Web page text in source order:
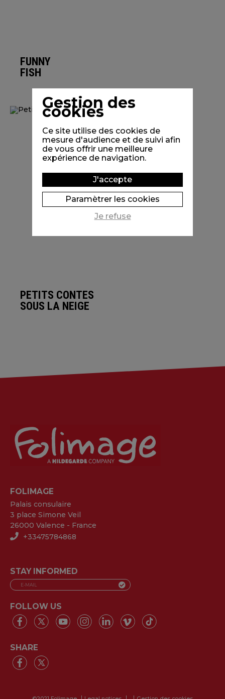
FUNNY
FISH
PETITS CONTES
SOUS LA NEIGE
FOLIMAGE
Palais consulaire
3 place Simone Veil
26000 Valence - France
+33475784868
STAY INFORMED
FOLLOW US
SHARE
Gestion des
cookies
Ce site utilise des cookies de
mesure d'audience et de suivi afin
de vous offrir une meilleure
expérience de navigation.
J'accepte
Paramètrer les cookies
Je refuse